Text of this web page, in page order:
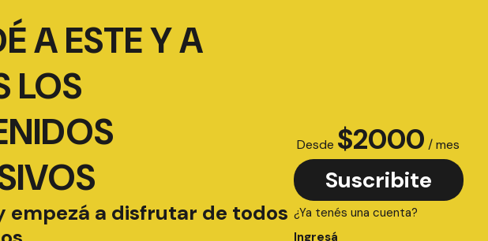
A ESTE Y A
LOS
empezá a disfrutar de todos
Desde $2000 / mes
Suscribite
¿Ya tenés una cuenta?
Ingresá